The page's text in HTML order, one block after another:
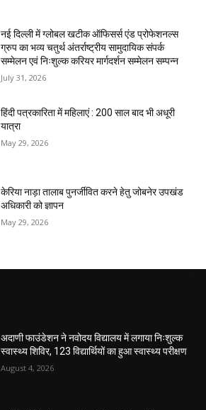
नई दिल्ली में ग्लोबल खटीक ऑफिसर्स एंड प्रोफेशनल्स
ग्रुप का भव्य चतुर्थ अंतर्राष्ट्रीय सामुदायिक संपर्क
सम्मेलन एवं निःशुल्क करियर मार्गदर्शन सम्मेलन सम्पन्न
July 31, 2026
हिंदी पत्रकारिता में महिलाएं : 200 साल बाद भी अधूरी
यात्रा
May 29, 2026
केरिया नाड़ा तालाब पुनर्जीवित करने हेतु जोबनेर उपखंड
अधिकारी को ज्ञापन
May 29, 2026
अदाणी फाउंडेशन ने नवोदय विद्यालय में लगाया निःशुल्क
स्वास्थ्य शिविर, 123 विद्यार्थियों का हुआ स्वास्थ्य परीक्षण
August 4, 2026